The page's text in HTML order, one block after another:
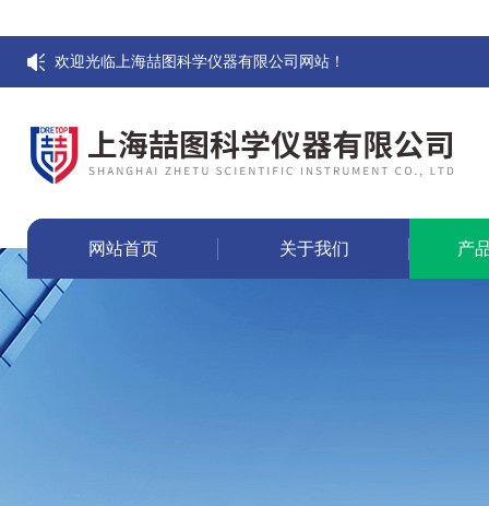
欢迎光临上海喆图科学仪器有限公司网站！
网站首页 关于我们 产